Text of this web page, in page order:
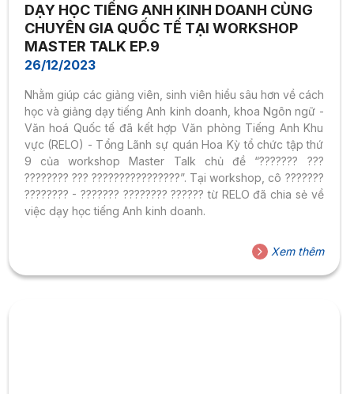
DẠY HỌC TIẾNG ANH KINH DOANH CÙNG
CHUYÊN GIA QUỐC TẾ TẠI WORKSHOP
MASTER TALK EP.9
26/12/2023
Nhằm giúp các giảng viên, sinh viên hiểu sâu hơn về cách
học và giảng dạy tiếng Anh kinh doanh, khoa Ngôn ngữ -
Văn hoá Quốc tế đã kết hợp Văn phòng Tiếng Anh Khu
vực (RELO) - Tổng Lãnh sự quán Hoa Kỳ tổ chức tập thứ
9 của workshop Master Talk chủ đề “??????? ???
???????? ??? ????????????????”. Tại workshop, cô ???????
???????? - ??????? ???????? ?????? từ RELO đã chia sẻ về
việc dạy học tiếng Anh kinh doanh.
Xem thêm